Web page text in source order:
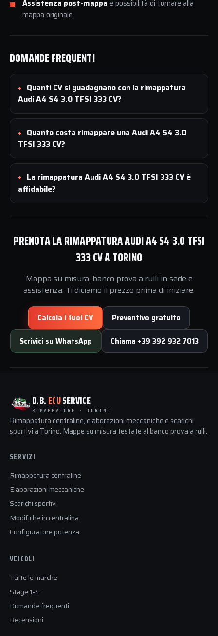
Assistenza post-mappa e possibilità di tornare alla
mappa originale.
DOMANDE FREQUENTI
Quanti CV si guadagnano con la rimappatura
Audi A4 S4 3.0 TFSI 333 CV?
Quanto costa rimappare una Audi A4 S4 3.0
TFSI 333 CV?
La rimappatura Audi A4 S4 3.0 TFSI 333 CV è
affidabile?
PRENOTA LA RIMAPPATURA AUDI A4 S4 3.0 TFSI
333 CV A TORINO
Mappa su misura, banco prova a rulli in sede e
assistenza. Ti diciamo il prezzo prima di iniziare.
Calcola i tuoi CV Preventivo gratuito
Scrivici su WhatsApp Chiama +39 392 932 7013
D.B. ECUSERVICE
RIMAPPATURE · TORINO
Rimappatura centraline, elaborazioni meccaniche e scarichi
sportivi a Torino. Mappe su misura testate al banco prova a rulli.
SERVIZI
Rimappatura centraline
Elaborazioni meccaniche
Scarichi sportivi
Modifiche in centralina
Configuratore potenza
VEICOLI
Tutte le marche
Stage 1-4
Domande frequenti
Recensioni